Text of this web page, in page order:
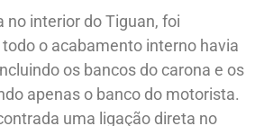
no interior do Tiguan, foi
o acabamento interno havia
os bancos do carona e os
apenas o banco do motorista.